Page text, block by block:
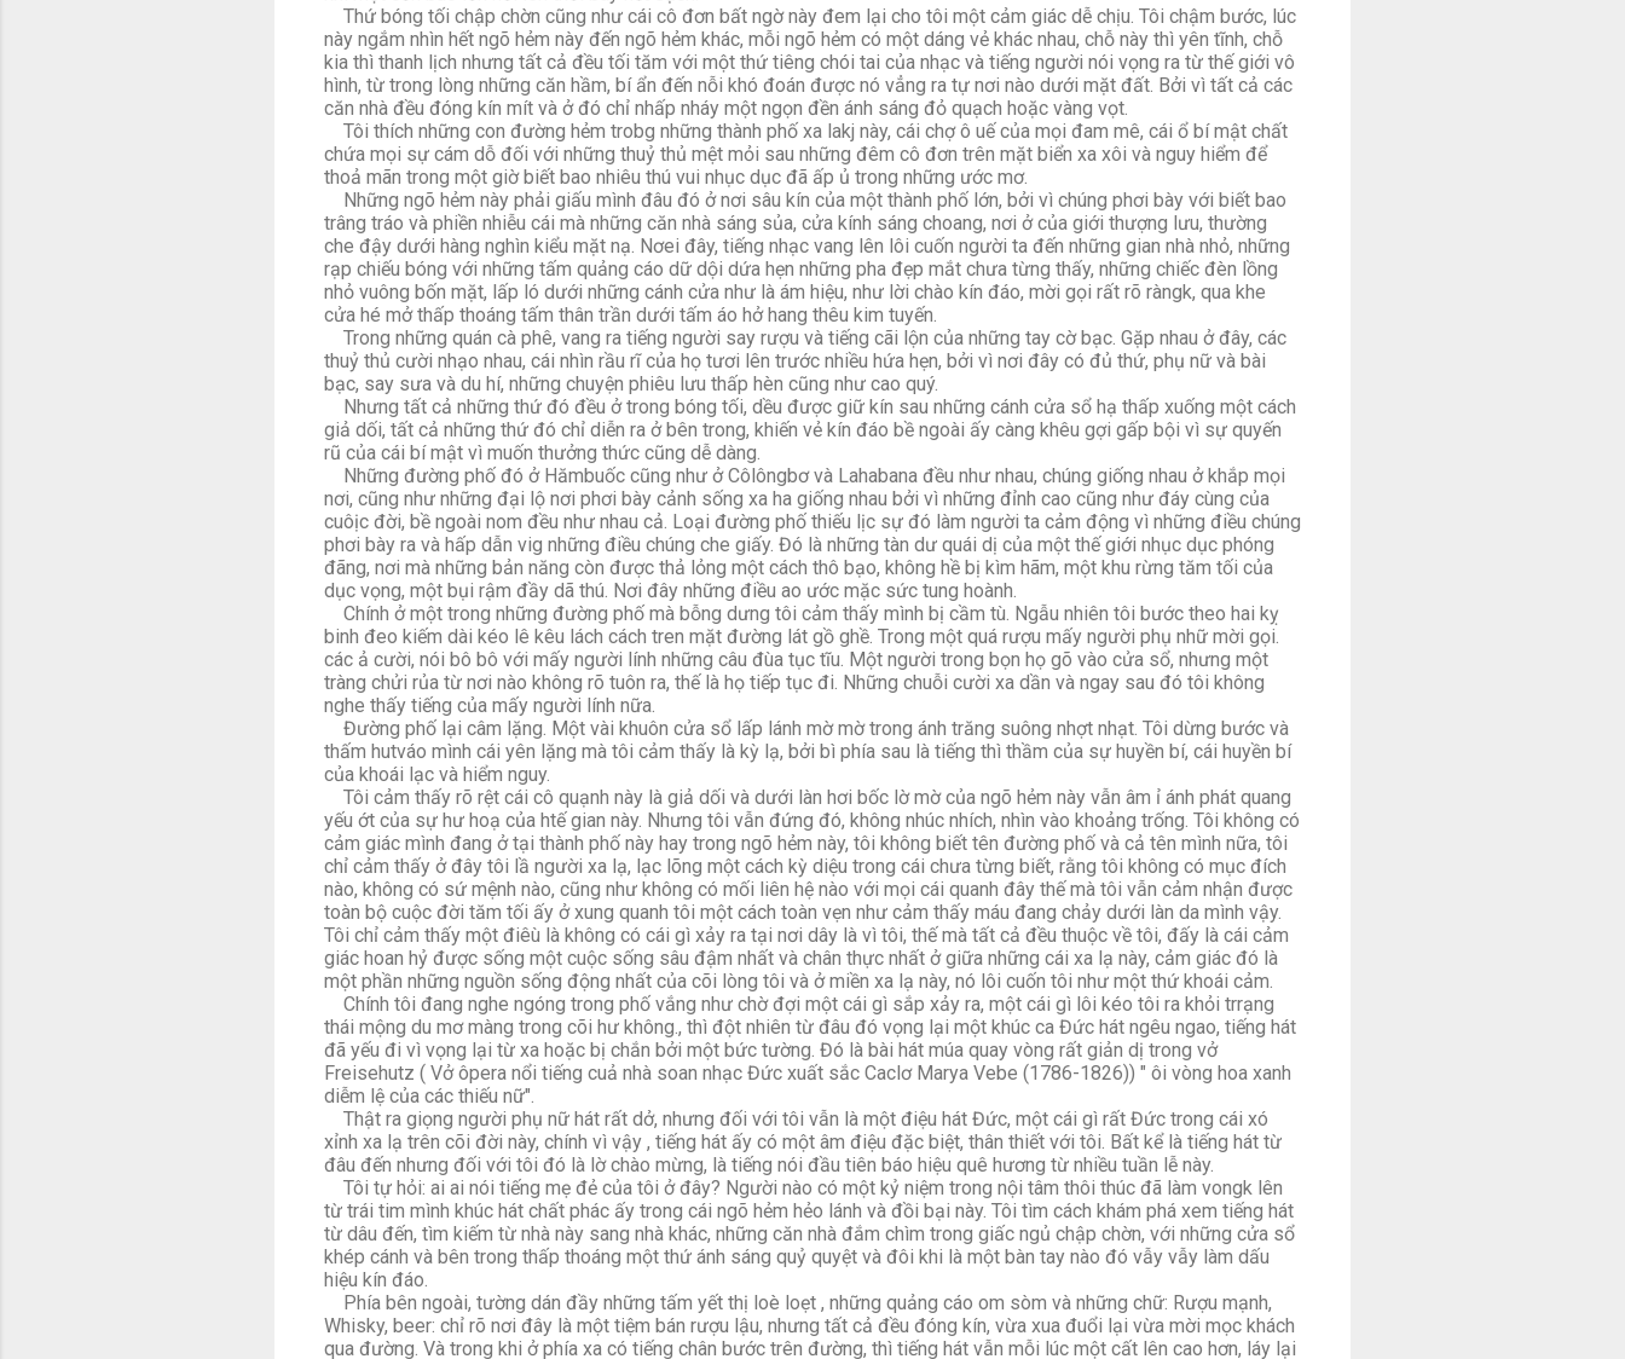
Thứ bóng tối chập chờn cũng như cái cô đơn bất ngờ này đem lại cho tôi một cảm giác dễ chịu. Tôi chậm bước, lúc
này ngắm nhìn hết ngõ hẻm này đến ngõ hẻm khác, mỗi ngõ hẻm có một dáng vẻ khác nhau, chỗ này thì yên tĩnh, chỗ
kia thì thanh lịch nhưng tất cả đều tối tăm với một thứ tiêng chói tai của nhạc và tiếng người nói vọng ra từ thế giới vô
hình, từ trong lòng những căn hầm, bí ẩn đến nỗi khó đoán được nó vẳng ra tự nơi nào dưới mặt đất. Bởi vì tất cả các
căn nhà đều đóng kín mít và ở đó chỉ nhấp nháy một ngọn đền ánh sáng đỏ quạch hoặc vàng vọt.
Tôi thích những con đường hẻm trobg những thành phố xa lakj này, cái chợ ô uế của mọi đam mê, cái ổ bí mật chất
chứa mọi sự cám dỗ đối với những thuỷ thủ mệt mỏi sau những đêm cô đơn trên mặt biển xa xôi và nguy hiểm để
thoả mãn trong một giờ biết bao nhiêu thú vui nhục dục đã ấp ủ trong những ước mơ.
Những ngõ hẻm này phải giấu mình đâu đó ở nơi sâu kín của một thành phố lớn, bởi vì chúng phơi bày với biết bao
trâng tráo và phiền nhiễu cái mà những căn nhà sáng sủa, cửa kính sáng choang, nơi ở của giới thượng lưu, thường
che đậy dưới hàng nghìn kiểu mặt nạ. Nơei đây, tiếng nhạc vang lên lôi cuốn người ta đến những gian nhà nhỏ, những
rạp chiếu bóng với những tấm quảng cáo dữ dội dứa hẹn những pha đẹp mắt chưa từng thấy, những chiếc đèn lồng
nhỏ vuông bốn mặt, lấp ló dưới những cánh cửa như là ám hiệu, như lời chào kín đáo, mời gọi rất rõ ràngk, qua khe
cửa hé mở thấp thoáng tấm thân trần dưới tấm áo hở hang thêu kim tuyến.
Trong những quán cà phê, vang ra tiếng người say rượu và tiếng cãi lộn của những tay cờ bạc. Gặp nhau ở đây, các
thuỷ thủ cười nhạo nhau, cái nhìn rầu rĩ của họ tươi lên trước nhiều hứa hẹn, bởi vì nơi đây có đủ thứ, phụ nữ và bài
bạc, say sưa và du hí, những chuyện phiêu lưu thấp hèn cũng như cao quý.
Nhưng tất cả những thứ đó đều ở trong bóng tối, dều được giữ kín sau những cánh cửa sổ hạ thấp xuống một cách
giả dối, tất cả những thứ đó chỉ diễn ra ở bên trong, khiến vẻ kín đáo bề ngoài ấy càng khêu gợi gấp bội vì sự quyến
rũ của cái bí mật vì muốn thưởng thức cũng dễ dàng.
Những đường phố đó ở Hămbuốc cũng như ở Côlôngbơ và Lahabana đều như nhau, chúng giống nhau ở khắp mọi
nơi, cũng như những đại lộ nơi phơi bày cảnh sống xa ha giống nhau bởi vì những đỉnh cao cũng như đáy cùng của
cuôịc đời, bề ngoài nom đều như nhau cả. Loại đường phố thiếu lịc sự đó làm người ta cảm động vì những điều chúng
phơi bày ra và hấp dẫn vig những điều chúng che giấy. Đó là những tàn dư quái dị của một thế giới nhục dục phóng
đãng, nơi mà những bản năng còn được thả lỏng một cách thô bạo, không hề bị kìm hãm, một khu rừng tăm tối của
dục vọng, một bụi rậm đầy dã thú. Nơi đây những điều ao ước mặc sức tung hoành.
Chính ở một trong những đường phố mà bỗng dưng tôi cảm thấy mình bị cầm tù. Ngẫu nhiên tôi bước theo hai kỵ
binh đeo kiếm dài kéo lê kêu lách cách tren mặt đường lát gồ ghề. Trong một quá rượu mấy người phụ nhữ mời gọi.
các ả cười, nói bô bô với mấy người lính những câu đùa tục tĩu. Một người trong bọn họ gõ vào cửa sổ, nhưng một
tràng chửi rủa từ nơi nào không rõ tuôn ra, thế là họ tiếp tục đi. Những chuỗi cười xa dần và ngay sau đó tôi không
nghe thấy tiếng của mấy người lính nữa.
Đường phố lại câm lặng. Một vài khuôn cửa sổ lấp lánh mờ mờ trong ánh trăng suông nhợt nhạt. Tôi dừng bước và
thấm hutváo mình cái yên lặng mà tôi cảm thấy là kỳ lạ, bởi bì phía sau là tiếng thì thầm của sự huyền bí, cái huyền bí
của khoái lạc và hiểm nguy.
Tôi cảm thấy rõ rệt cái cô quạnh này là giả dối và dưới làn hơi bốc lờ mờ của ngõ hẻm này vẫn âm ỉ ánh phát quang
yếu ớt của sự hư hoạ của htế gian này. Nhưng tôi vẫn đứng đó, không nhúc nhích, nhìn vào khoảng trống. Tôi không có
cảm giác mình đang ở tại thành phố này hay trong ngõ hẻm này, tôi không biết tên đường phố và cả tên mình nữa, tôi
chỉ cảm thấy ở đây tôi lầ người xa lạ, lạc lõng một cách kỳ diệu trong cái chưa từng biết, rằng tôi không có mục đích
nào, không có sứ mệnh nào, cũng như không có mối liên hệ nào với mọi cái quanh đây thế mà tôi vẫn cảm nhận được
toàn bộ cuộc đời tăm tối ấy ở xung quanh tôi một cách toàn vẹn như cảm thấy máu đang chảy dưới làn da mình vậy.
Tôi chỉ cảm thấy một điêù là không có cái gì xảy ra tại nơi dây là vì tôi, thế mà tất cả đều thuộc về tôi, đấy là cái cảm
giác hoan hỷ được sống một cuộc sống sâu đậm nhất và chân thực nhất ở giữa những cái xa lạ này, cảm giác đó là
một phần những nguồn sống động nhất của cõi lòng tôi và ở miền xa lạ này, nó lôi cuốn tôi như một thứ khoái cảm.
Chính tôi đang nghe ngóng trong phố vắng như chờ đợi một cái gì sắp xảy ra, một cái gì lôi kéo tôi ra khỏi trrạng
thái mộng du mơ màng trong cõi hư không., thì đột nhiên từ đâu đó vọng lại một khúc ca Đức hát ngêu ngao, tiếng hát
đã yếu đi vì vọng lại từ xa hoặc bị chắn bởi một bức tường. Đó là bài hát múa quay vòng rất giản dị trong vở
Freisehutz ( Vở ôpera nổi tiếng cuả nhà soan nhạc Đức xuất sắc Caclơ Marya Vebe (1786-1826)) " ôi vòng hoa xanh
diễm lệ của các thiếu nữ".
Thật ra giọng người phụ nữ hát rất dở, nhưng đối với tôi vẫn là một điệu hát Đức, một cái gì rất Đức trong cái xó
xỉnh xa lạ trên cõi đời này, chính vì vậy , tiếng hát ấy có một âm điệu đặc biệt, thân thiết với tôi. Bất kể là tiếng hát từ
đâu đến nhưng đối với tôi đó là lờ chào mừng, là tiếng nói đầu tiên báo hiệu quê hương từ nhiều tuần lễ này.
Tôi tự hỏi: ai ai nói tiếng mẹ đẻ của tôi ở đây? Người nào có một kỷ niệm trong nội tâm thôi thúc đã làm vongk lên
từ trái tim mình khúc hát chất phác ấy trong cái ngõ hẻm hẻo lánh và đồi bại này. Tôi tìm cách khám phá xem tiếng hát
từ dâu đến, tìm kiếm từ nhà này sang nhà khác, những căn nhà đắm chìm trong giấc ngủ chập chờn, với những cửa sổ
khép cánh và bên trong thấp thoáng một thứ ánh sáng quỷ quyệt và đôi khi là một bàn tay nào đó vẫy vẫy làm dấu
hiệu kín đáo.
Phía bên ngoài, tường dán đầy những tấm yết thị loè loẹt , những quảng cáo om sòm và những chữ: Rượu mạnh,
Whisky, beer: chỉ rõ nơi đây là một tiệm bán rượu lậu, nhưng tất cả đều đóng kín, vừa xua đuổi lại vừa mời mọc khách
qua đường. Và trong khi ở phía xa có tiếng chân bước trên đường, thì tiếng hát vẫn mỗi lúc một cất lên cao hơn, láy lại